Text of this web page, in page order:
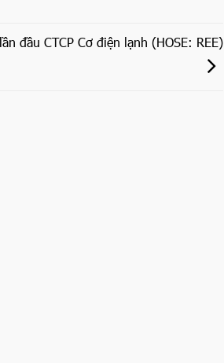
đầu CTCP Cơ điện lạnh (HOSE: REE)